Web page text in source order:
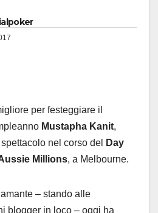
per festeggiare il
Mustapha Kanit,
nel corso del
Day
Millions, a Melbourne.
– stando alle
blogger in loco – oggi ha